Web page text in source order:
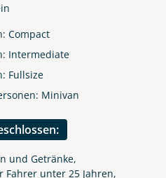
Compact
Intermediate
Fullsize
Minivan
und Getränke,
Fahrer unter 25 Jahren,